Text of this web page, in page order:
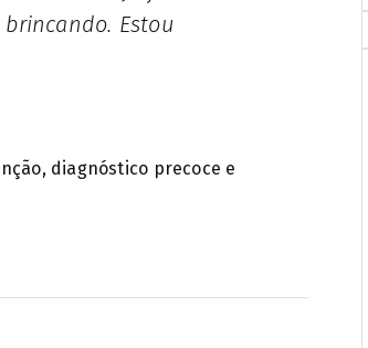
Estou
diagnóstico precoce e